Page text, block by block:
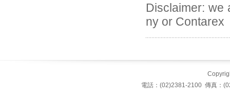
Disclaimer: we
ny or Contarex
電話：(02)2381-2100 傳真：